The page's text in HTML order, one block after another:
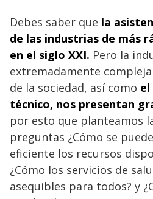
Debes saber que la
de las industrias de más
en el siglo XXI. Pero la
extremadamente
de la sociedad, así como el
técnico, nos presentan
por esto que planteamos
preguntas ¿Cómo se
eficiente los recursos
¿Cómo los servicios de
asequibles para todos? y